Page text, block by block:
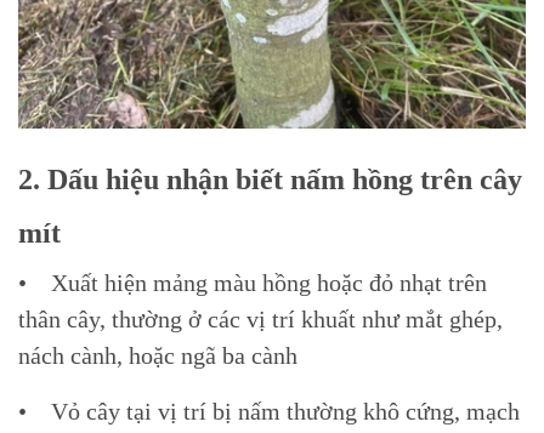
2. Dấu hiệu nhận biết nấm hồng trên cây
mít
• Xuất hiện mảng màu hồng hoặc đỏ nhạt trên
thân cây, thường ở các vị trí khuất như mắt ghép,
nách cành, hoặc ngã ba cành
• Vỏ cây tại vị trí bị nấm thường khô cứng, mạch